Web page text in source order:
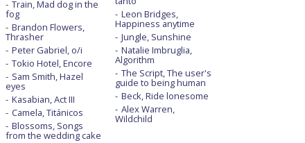
Train, Mad dog in the
fog
Brandon Flowers,
Thrasher
Peter Gabriel, o/i
Tokio Hotel, Encore
Sam Smith, Hazel
eyes
Kasabian, Act III
Camela, Titánicos
Blossoms, Songs
from the wedding cake
Leon Bridges,
Happiness anytime
Jungle, Sunshine
Natalie Imbruglia,
Algorithm
The Script, The user's
guide to being human
Beck, Ride lonesome
Alex Warren,
Wildchild